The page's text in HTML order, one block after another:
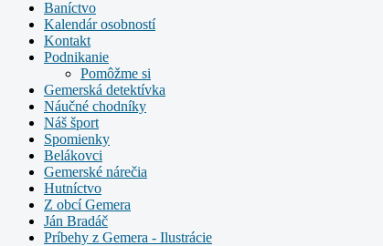
Baníctvo
Kalendár osobností
Kontakt
Podnikanie
Pomôžme si
Gemerská detektívka
Náučné chodníky
Náš šport
Spomienky
Belákovci
Gemerské nárečia
Hutníctvo
Z obcí Gemera
Ján Bradáč
Príbehy z Gemera - Ilustrácie